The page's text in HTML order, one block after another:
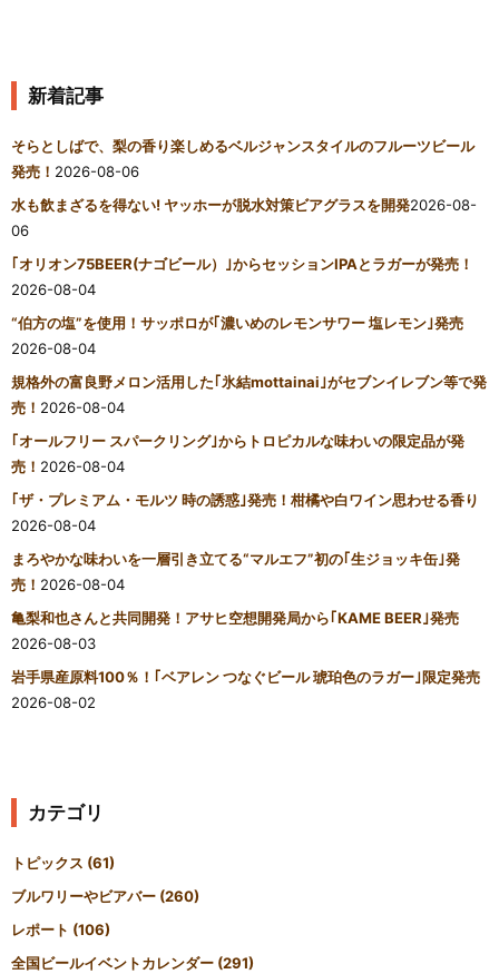
新着記事
そらとしばで、梨の香り楽しめるベルジャンスタイルのフルーツビール
発売！ 2026-08-06
水も飲まざるを得ない! ヤッホーが脱水対策ビアグラスを開発2026-08-
06
｢オリオン75BEER(ナゴビール）｣からセッションIPAとラガーが発売！
2026-08-04
“伯方の塩”を使用！サッポロが｢濃いめのレモンサワー 塩レモン｣発売
2026-08-04
規格外の富良野メロン活用した｢氷結mottainai｣がセブンイレブン等で発
売！ 2026-08-04
｢オールフリー スパークリング｣からトロピカルな味わいの限定品が発
売！ 2026-08-04
｢ザ・プレミアム・モルツ 時の誘惑｣発売！柑橘や白ワイン思わせる香り
2026-08-04
まろやかな味わいを一層引き立てる“マルエフ”初の｢生ジョッキ缶｣発
売！ 2026-08-04
亀梨和也さんと共同開発！アサヒ空想開発局から｢KAME BEER｣発売
2026-08-03
岩手県産原料100％！｢ベアレン つなぐビール 琥珀色のラガー｣限定発売
2026-08-02
カテゴリ
トピックス (61)
ブルワリーやビアバー (260)
レポート (106)
全国ビールイベントカレンダー (291)